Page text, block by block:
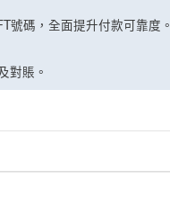
號碼，全面提升付款可靠度。
對賬。